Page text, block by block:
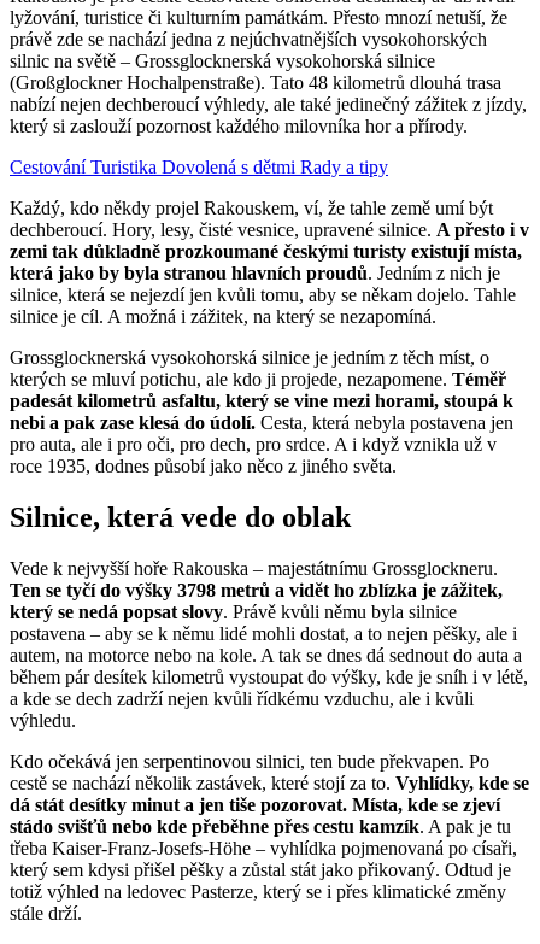
lyžování, turistice či kulturním památkám. Přesto mnozí netuší, že
právě zde se nachází jedna z nejúchvatnějších vysokohorských
silnic na světě – Grossglocknerská vysokohorská silnice
(Großglockner Hochalpenstraße). Tato 48 kilometrů dlouhá trasa
nabízí nejen dechberoucí výhledy, ale také jedinečný zážitek z jízdy,
který si zaslouží pozornost každého milovníka hor a přírody.​
CestováníTuristika Dovolená s dětmi Rady a tipy
Každý, kdo někdy projel Rakouskem, ví, že tahle země umí být
dechberoucí. Hory, lesy, čisté vesnice, upravené silnice. A přesto i v
zemi tak důkladně prozkoumané českými turisty existují místa,
která jako by byla stranou hlavních proudů. Jedním z nich je
silnice, která se nejezdí jen kvůli tomu, aby se někam dojelo. Tahle
silnice je cíl. A možná i zážitek, na který se nezapomíná.
Grossglocknerská vysokohorská silnice je jedním z těch míst, o
kterých se mluví potichu, ale kdo ji projede, nezapomene. Téměř
padesát kilometrů asfaltu, který se vine mezi horami, stoupá k
nebi a pak zase klesá do údolí. Cesta, která nebyla postavena jen
pro auta, ale i pro oči, pro dech, pro srdce. A i když vznikla už v
roce 1935, dodnes působí jako něco z jiného světa.
Silnice, která vede do oblak
Vede k nejvyšší hoře Rakouska – majestátnímu Grossglockneru.
Ten se tyčí do výšky 3798 metrů a vidět ho zblízka je zážitek,
který se nedá popsat slovy. Právě kvůli němu byla silnice
postavena – aby se k němu lidé mohli dostat, a to nejen pěšky, ale i
autem, na motorce nebo na kole. A tak se dnes dá sednout do auta a
během pár desítek kilometrů vystoupat do výšky, kde je sníh i v létě,
a kde se dech zadrží nejen kvůli řídkému vzduchu, ale i kvůli
výhledu.
Kdo očekává jen serpentinovou silnici, ten bude překvapen. Po
cestě se nachází několik zastávek, které stojí za to. Vyhlídky, kde se
dá stát desítky minut a jen tiše pozorovat. Místa, kde se zjeví
stádo svišťů nebo kde přeběhne přes cestu kamzík. A pak je tu
třeba Kaiser-Franz-Josefs-Höhe – vyhlídka pojmenovaná po císaři,
který sem kdysi přišel pěšky a zůstal stát jako přikovaný. Odtud je
totiž výhled na ledovec Pasterze, který se i přes klimatické změny
stále drží.